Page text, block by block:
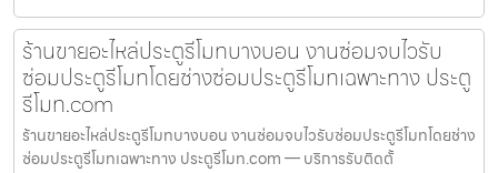
ร้านขายอะไหล่ประตูรีโมทบางบอน งานซ่อมจบไวรับ
ซ่อมประตูรีโมทโดยช่างซ่อมประตูรีโมทเฉพาะทาง ประตู
รีโมท.com
ร้านขายอะไหล่ประตูรีโมทบางบอน งานซ่อมจบไวรับซ่อมประตูรีโมทโดยช่าง
ซ่อมประตูรีโมทเฉพาะทาง ประตูรีโมท.com — บริการรับติดตั้